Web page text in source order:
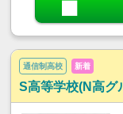
通信制高校 新着
S高等学校(N高グ